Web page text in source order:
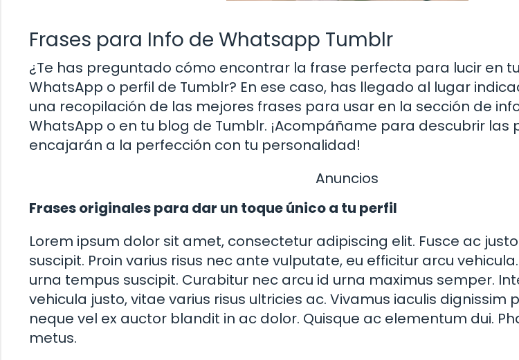
Frases para Info de Whatsapp Tumblr
¿Te has preguntado cómo encontrar la frase perfecta para lucir en
WhatsApp o perfil de Tumblr? En ese caso, has llegado al lugar
una recopilación de las mejores frases para usar en la sección de
WhatsApp o en tu blog de Tumblr. ¡Acompáñame para descubrir las
encajarán a la perfección con tu personalidad!
Anuncios
Frases originales para dar un toque único a tu perfil
Lorem ipsum dolor sit amet, consectetur adipiscing elit. Fusce ac
suscipit. Proin varius risus nec ante vulputate, eu efficitur arcu
urna tempus suscipit. Curabitur nec arcu id urna maximus semper.
vehicula justo, vitae varius risus ultricies ac. Vivamus iaculis dignissim
neque vel ex auctor blandit in ac dolor. Quisque ac elementum dui.
metus.